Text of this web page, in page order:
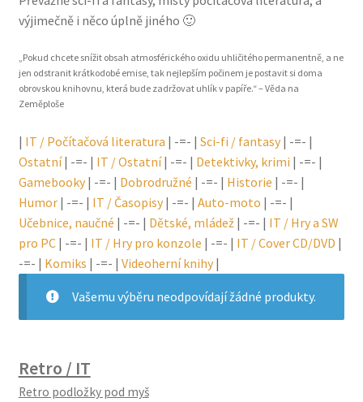
výjimečně i něco úplně jiného 🙂
„Pokud chcete snížit obsah atmosférického oxidu uhličitého permanentně, a ne
jen odstranit krátkodobé emise, tak nejlepším počinem je postavit si doma
obrovskou knihovnu, která bude zadržovat uhlík v papíře.“ – Věda na
Zeměploše
| IT / Počítačová literatura | -=- | Sci-fi / fantasy| -=- |
Ostatní| -=- | IT / Ostatní| -=- | Detektivky, krimi | -=- |
Gamebooky| -=- | Dobrodružné | -=- | Historie | -=- |
Humor| -=- | IT / Časopisy| -=- | Auto-moto | -=- |
Učebnice, naučné | -=- | Dětské, mládež| -=- | IT / Hry a SW
pro PC| -=- | IT / Hry pro konzole | -=- | IT / Cover CD/DVD |
-=- | Komiks | -=- | Videoherní knihy|
Vašemu výběru neodpovídají žádné produkty.
Retro / IT
Retro podložky pod myš